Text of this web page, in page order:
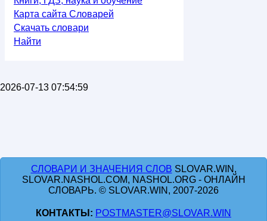
Карта сайта Словарей
Скачать словари
Найти
2026-07-13 07:54:59
СЛОВАРИ И ЗНАЧЕНИЯ СЛОВ SLOVAR.WIN,
SLOVAR.NASHOL.COM, NASHOL.ORG - ОНЛАЙН
СЛОВАРЬ. © SLOVAR.WIN, 2007-2026
КОНТАКТЫ: POSTMASTER@SLOVAR.WIN